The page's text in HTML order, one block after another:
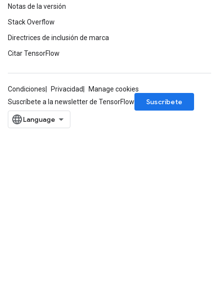
Notas de la versión
Stack Overflow
Directrices de inclusión de marca
Citar TensorFlow
Condiciones Privacidad
Manage cookies
Suscríbete a la newsletter de TensorFlow
Suscríbete